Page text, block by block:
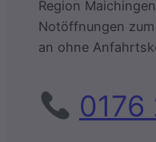
Region
Notöffnungen
an ohne
0176